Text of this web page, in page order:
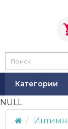
Категории
NULL